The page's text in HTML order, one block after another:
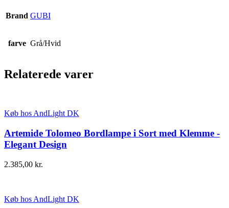
Brand GUBI
farve Grå/Hvid
Relaterede varer
Køb hos AndLight DK
Artemide Tolomeo Bordlampe i Sort med Klemme -
Elegant Design
2.385,00 kr.
Køb hos AndLight DK